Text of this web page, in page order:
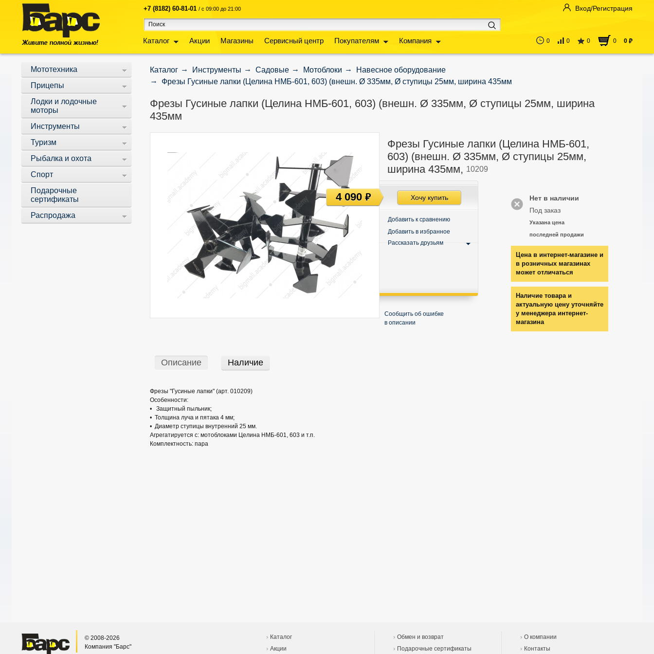
+7 (8182) 60-81-01 / с 09:00 до 21:00
Каталог Акции Магазины Сервисный центр Покупателям Компания
Вход/Регистрация
0 0 0 0 0 руб
Мототехника
Прицепы
Лодки и лодочные
моторы
Инструменты
Туризм
Рыбалка и охота
Спорт
Подарочные
сертификаты
Распродажа
Каталог Инструменты Садовые Мотоблоки
Навесное оборудование
Фрезы Гусиные лапки (Целина НМБ-601, 603) (внешн. Ø 335мм, Ø ступицы 25мм, ширина 435мм
Фрезы Гусиные лапки (Целина НМБ-601, 603) (внешн. Ø 335мм, Ø ступицы 25мм, ширина
435мм
Фрезы Гусиные лапки (Целина НМБ-601,
603) (внешн. Ø 335мм, Ø ступицы 25мм,
ширина 435мм, 10209
Нет в наличии
Под заказ
Указана цена
последней продажи
Цена в интернет-магазине и
в розничных магазинах
может отличаться
Наличие товара и
актуальную цену уточняйте
у менеджера интернет-
магазина
Хочу купить
Добавить к сравнению
Добавить в избранное
Рассказать друзьям
Сообщить об ошибке
в описании
4 090руб
Описание Наличие
Фрезы "Гусиные лапки" (арт. 010209)
Особенности:
• Защитный пыльник;
• Толщина луча и пятака 4 мм;
• Диаметр ступицы внутренний 25 мм.
Агрегатируется с: мотоблоками Целина НМБ-601, 603 и т.п.
Комплектность: пара
© 2008-2026
Компания "Барс"
Каталог
Акции
Обмен и возврат
Подарочные сертификаты
О компании
Контакты